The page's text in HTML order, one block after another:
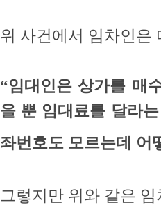
위 사건에서 임차인은
“임대인은 상가를 매
을 뿐 임대료를 달라
좌번호도 모르는데 어
그렇지만 위와 같은